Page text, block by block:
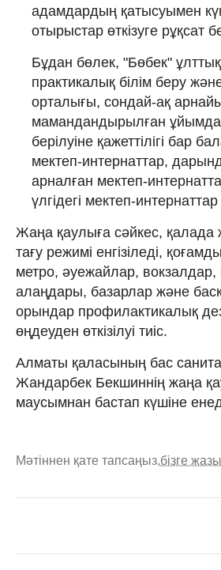
адамдардың қатысуымен
отырыстар өткізуге рұқсат
Бұдан бөлек, "Бөбек"
практикалық білім беру
орталығы, сондай-ақ
мамандандырылған
берілуіне қажеттілігі бар
мектеп-интернаттар,
арналған мектеп-
үлгідегі мектеп-
Жаңа қаулыға сәйкес, қалада
тағу режимі енгізіледі,
метро, әуежайлар,
алаңдары, базарлар және
орындар профилактикалық
өңдеуден өткізілуі тиіс.
Алматы қаласының бас
Жандарбек Бекшиннің жаңа
маусымнан бастап күшіне
Мәтіннен қате тапсаңыз,бізге